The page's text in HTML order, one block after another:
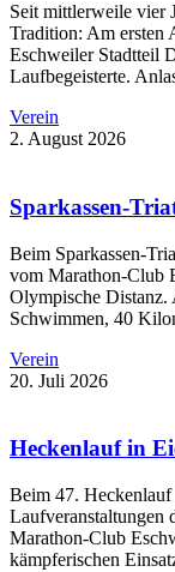
Seit mittlerweile vier
Tradition: Am ersten
Eschweiler Stadtteil
Laufbegeisterte.
Verein
2. August 2026
Sparkassen-
Beim Sparkassen-
vom Marathon-Club
Olympische Distanz.
Schwimmen, 40
Verein
20. Juli 2026
Heckenlauf in
Beim 47. Heckenlauf
Laufveranstaltungen
Marathon-Club
kämpferischen